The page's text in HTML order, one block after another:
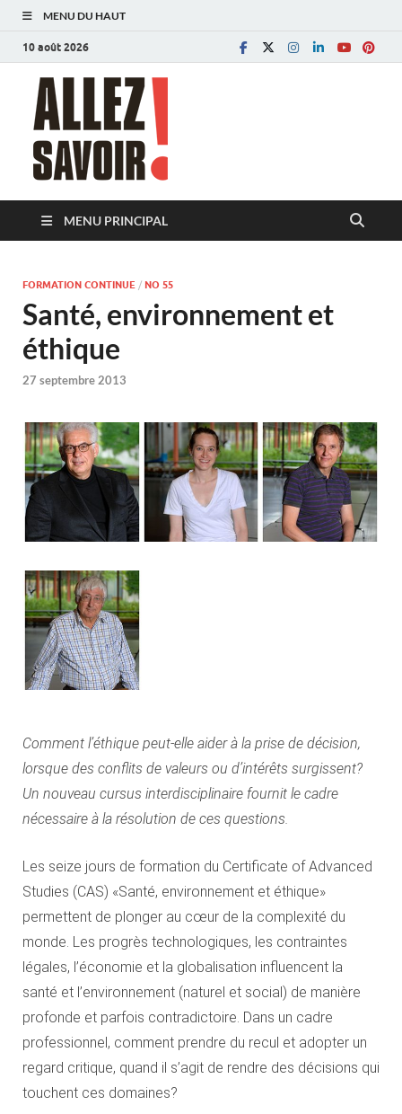
MENU DU HAUT
10 août 2026
MENU PRINCIPAL
FORMATION CONTINUE / NO 55
Santé, environnement et
éthique
27 septembre 2013
Comment l’éthique peut-elle aider à la prise de décision,
lorsque des conflits de valeurs ou d’intérêts surgissent?
Un nouveau cursus interdisciplinaire fournit le cadre
nécessaire à la résolution de ces questions.
Les seize jours de formation du Certificate of Advanced
Studies (CAS) «Santé, environnement et éthique»
permettent de plonger au cœur de la complexité du
monde. Les progrès technologiques, les contraintes
légales, l’économie et la globalisation influencent la
santé et l’environnement (naturel et social) de manière
profonde et parfois contradictoire. Dans un cadre
professionnel, comment prendre du recul et adopter un
regard critique, quand il s’agit de rendre des décisions qui
touchent ces domaines?